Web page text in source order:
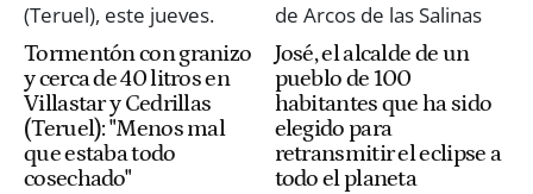
Tormentón con granizo
y cerca de 40 litros en
Villastar y Cedrillas
(Teruel): "Menos mal
que estaba todo
cosechado"
José, el alcalde de un
pueblo de 100
habitantes que ha sido
elegido para
retransmitir el eclipse a
todo el planeta